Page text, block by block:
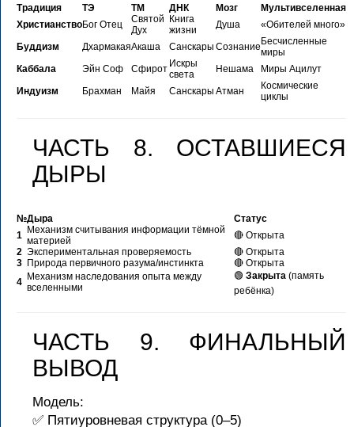
Традиция ТЭ ТМ ДНК Мозг
Мультивселенная
ХристианствоБог Отец
Святой
Дух
Книга
жизни
Душа
«Обителей много»
Буддизм
ДхармакаяАкаша Санскары Сознание Бесчисленные
миры
Каббала
Эйн Соф Сфирот Искры
света
Нешама
Миры Ацилут
Индуизм
Брахман Майя Санскары Атман
Космические
циклы
ЧАСТЬ 8. ОСТАВШИЕСЯ
ДЫРЫ
№Дыра
Статус
1 Механизм считывания информации тёмной
материей
🔴 Открыта
2 Экспериментальная проверяемость
🔴 Открыта
3 Природа первичного разума/инстинкта
🔴 Открыта
4 Механизм наследования опыта между
вселенными
🟢 Закрыта (память
ребёнка)
ЧАСТЬ 9. ФИНАЛЬНЫЙ
ВЫВОД
Модель:
✅ Пятиуровневая структура (0–5)